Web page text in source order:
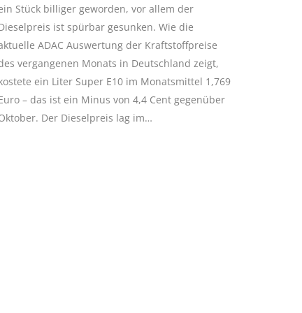
Stück billiger geworden, vor allem der
ist spürbar gesunken. Wie die
ADAC Auswertung der Kraftstoffpreise
vergangenen Monats in Deutschland zeigt,
ein Liter Super E10 im Monatsmittel 1,769
– das ist ein Minus von 4,4 Cent gegenüber
Der Dieselpreis lag im…